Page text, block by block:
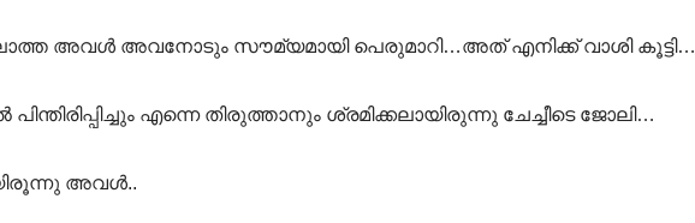
അവള്‍ അവനോടും സൗമ്യമായി പെരുമാറി…അത് എനിക്ക് വാശി കൂട്ടി…
എന്നെ തിരുത്താനും ശ്രമിക്കലായിരുന്നു ചേച്ചീടെ ജോലി…
അവള്‍..